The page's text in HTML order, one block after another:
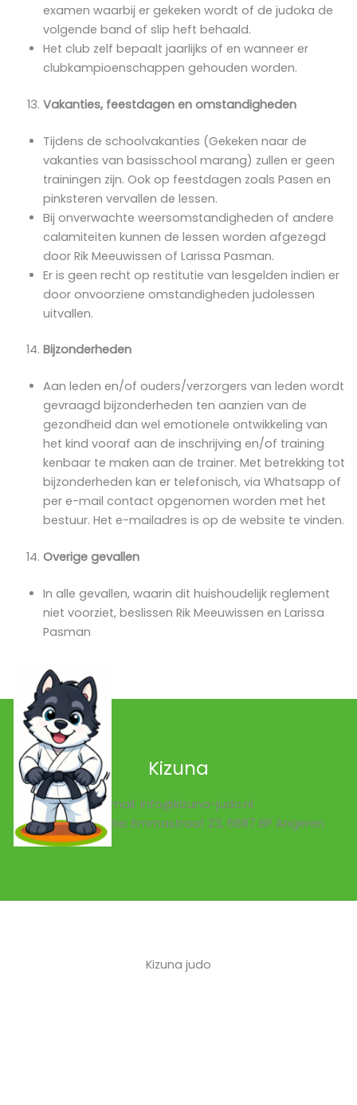
examen waarbij er gekeken wordt of de judoka de
volgende band of slip heft behaald.
Het club zelf bepaalt jaarlijks of en wanneer er
clubkampioenschappen gehouden worden.
Vakanties, feestdagen en omstandigheden
Tijdens de schoolvakanties (Gekeken naar de
vakanties van basisschool marang) zullen er geen
trainingen zijn. Ook op feestdagen zoals Pasen en
pinksteren vervallen de lessen.
Bij onverwachte weersomstandigheden of andere
calamiteiten kunnen de lessen worden afgezegd
door Rik Meeuwissen of Larissa Pasman.
Er is geen recht op restitutie van lesgelden indien er
door onvoorziene omstandigheden judolessen
uitvallen.
Bijzonderheden
Aan leden en/of ouders/verzorgers van leden wordt
gevraagd bijzonderheden ten aanzien van de
gezondheid dan wel emotionele ontwikkeling van
het kind vooraf aan de inschrijving en/of training
kenbaar te maken aan de trainer. Met betrekking tot
bijzonderheden kan er telefonisch, via Whatsapp of
per e-mail contact opgenomen worden met het
bestuur. Het e-mailadres is op de website te vinden.
Overige gevallen
In alle gevallen, waarin dit huishoudelijk reglement
niet voorziet, beslissen Rik Meeuwissen en Larissa
Pasman
Kizuna
Email: info@kizuna-judo.nl
Trainingslocatie: Emmastraat 23, 6687 BP Angeren
Kizuna judo